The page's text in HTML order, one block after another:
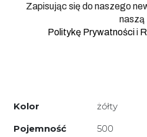
Zapisując się do naszego
naszą
Politykę Prywatnościi
Kolor
żółty
Pojemność
500